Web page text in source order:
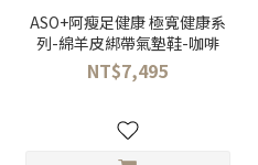
ASO+阿瘦足健康 極寬健康系
列-綿羊皮綁帶氣墊鞋-咖啡
NT$7,495